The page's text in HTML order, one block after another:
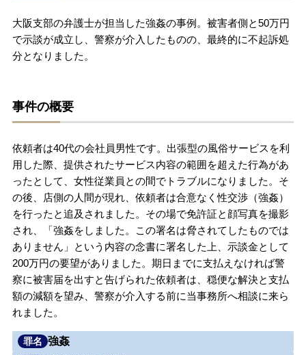
弁護士費用
解決実績
ご依頼者からのお手紙
無料相談の口コミ評判
刑事事件について 知りたい方
刑事事件データベース
大阪支部の弁護士が担当した強姦の事例。被害者側と50万円
で示談が成立し、警察が介入したものの、最終的に不起訴処
分となりました。
事件の概要
依頼者は40代の会社員男性です。出張型の風俗サービスを利
用した際、提供されたサービス内容の範囲を超えた行為があ
ったとして、女性従業員との間でトラブルになりました。そ
の後、店側の人間が現れ、依頼者は合意なく性交渉（強姦）
を行ったと追及されました。その場で免許証と顔写真を撮影
され、「強姦をしました。この署名は脅されてしたものでは
ありません」という内容の念書に署名した上、示談金として
200万円の要望がありました。期日までに支払えなければ警
察に被害届を出すと告げられた依頼者は、穏便な解決と支払
額の減額を望み、警察が介入する前に当事務所へ相談に来ら
れました。
罪名 強姦